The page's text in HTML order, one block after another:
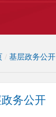
/ 基层政务公开
务公开